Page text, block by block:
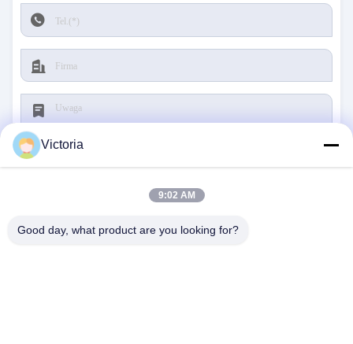
Victoria
9:02 AM
Good day, what product are you looking for?